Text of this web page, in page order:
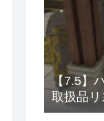
【7.5】
取扱品リ